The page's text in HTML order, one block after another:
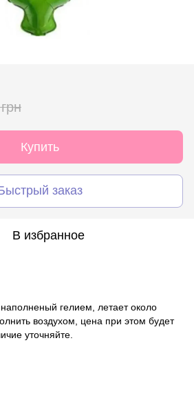
Купить
заказ
В избранное
гелием, летает около
воздухом, цена при этом будет
уточняйте.